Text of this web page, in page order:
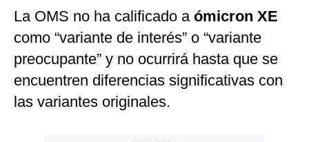
La OMS no ha calificado aómicron XE
como “variante de interés” o “variante
preocupante” y no ocurrirá hasta que se
encuentren diferencias significativas con
las variantes originales.